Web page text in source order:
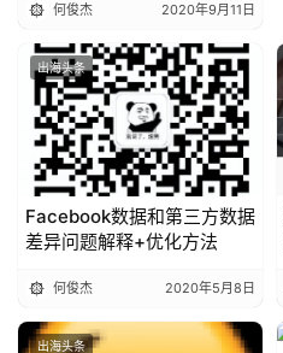
何俊杰 2020年9月11日
出海头条
Facebook数据和第三方数据
差异问题解释+优化方法
何俊杰 2020年5月8日
出海头条